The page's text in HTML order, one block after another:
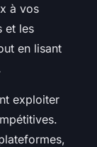
à vos
et les
en lisant
exploiter